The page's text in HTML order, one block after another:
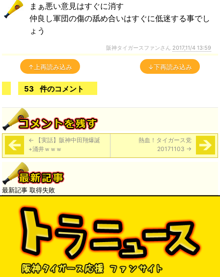
まぁ悪い意見はすぐに消す
仲良し軍団の傷の舐め合いはすぐに低迷する事でし
ょう
阪神タイガースファンさん 2017,11/4 13:59
↑上再読み込み ↓下再読み込み
53 件のコメント
← 【実話】阪神中田翔爆誕
+涌井ｗｗｗ
熱血！タイガース党
20171103 →
最新記事 取得失敗